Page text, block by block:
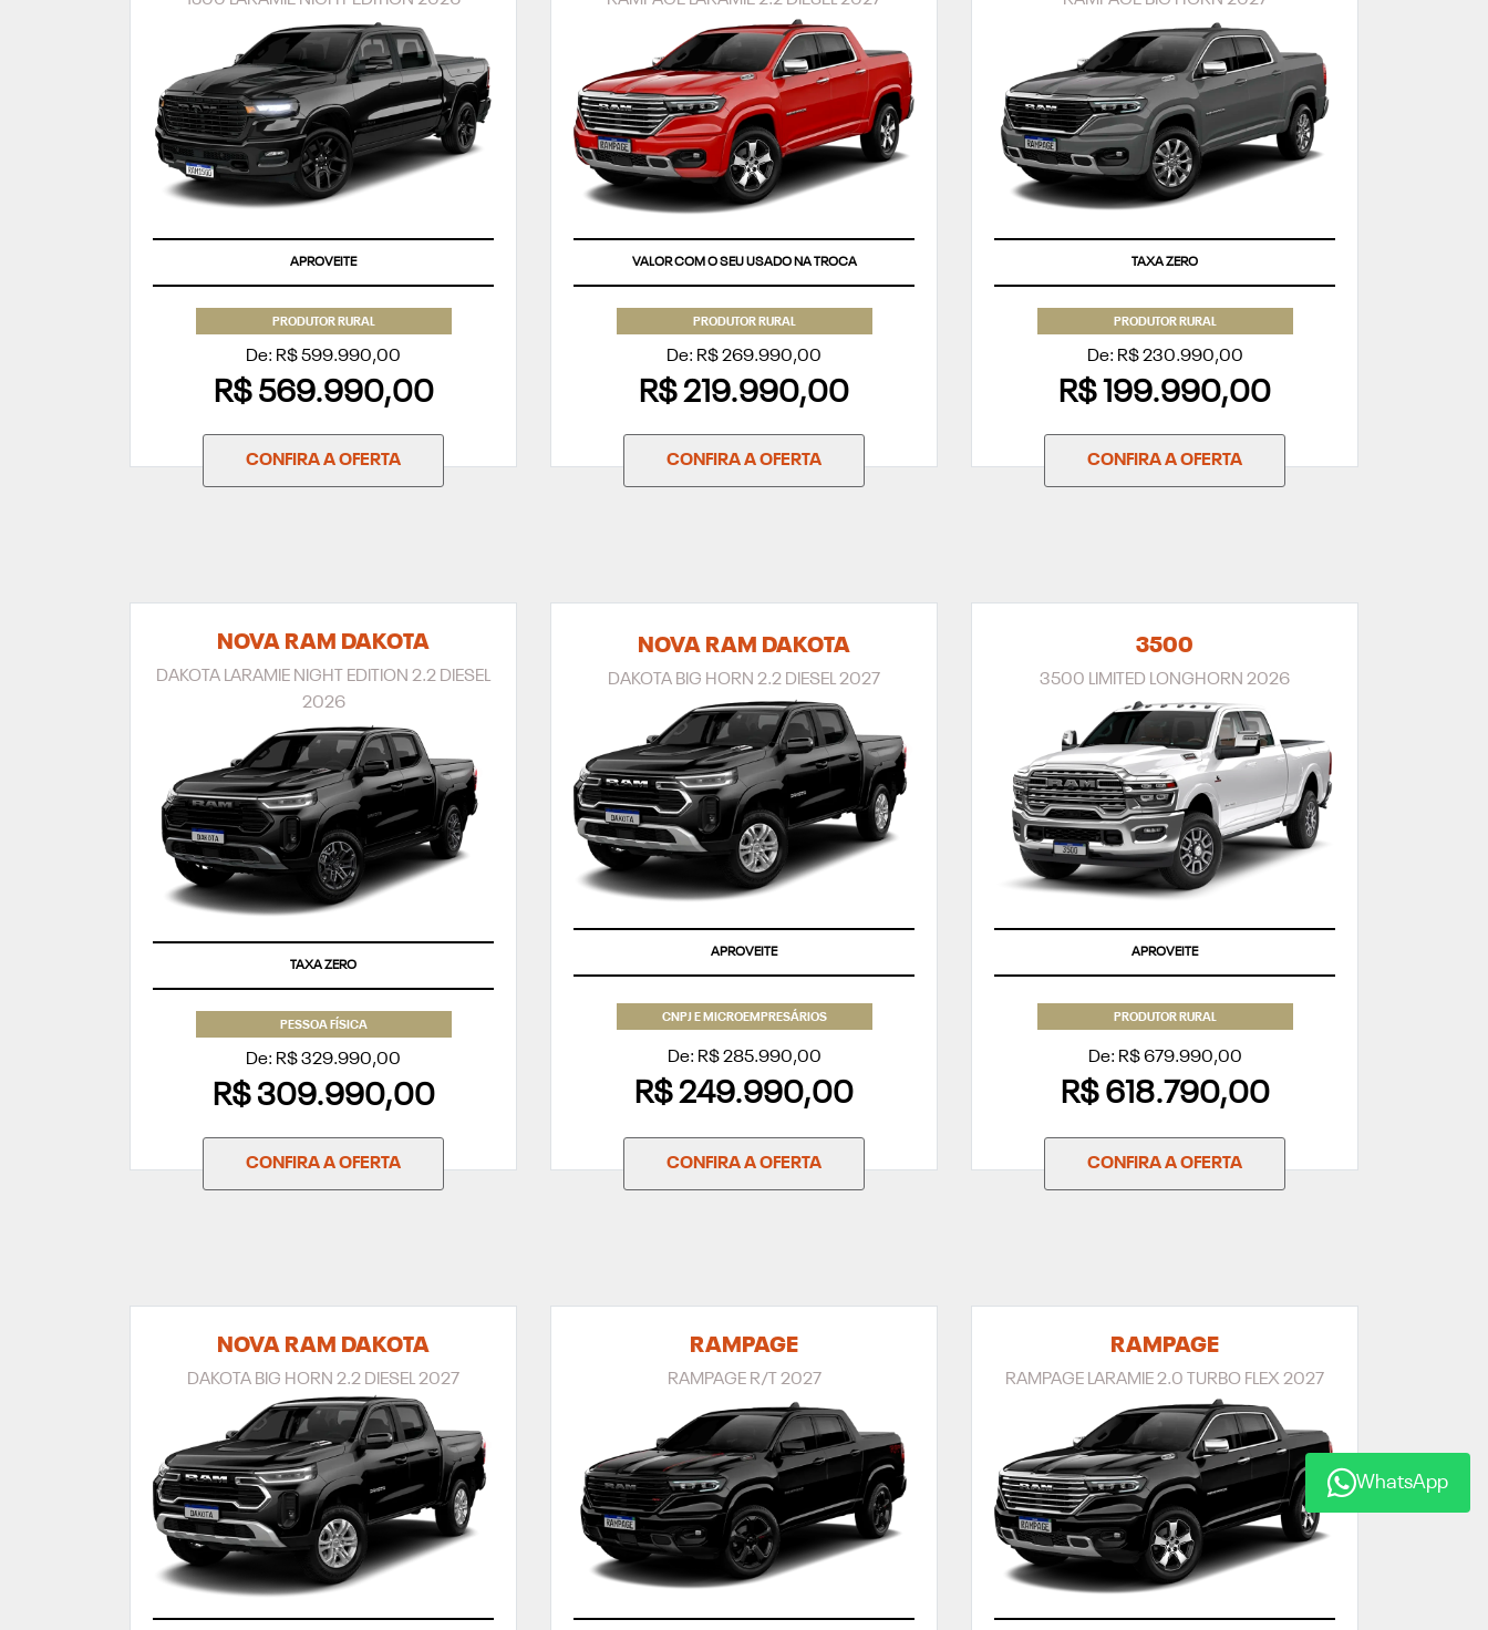
APROVEITE
PRODUTOR RURAL
De: R$ 599.990,00
R$ 569.990,00
CONFIRA A OFERTA
VALOR COM O SEU USADO NA TROCA
PRODUTOR RURAL
De: R$ 269.990,00
R$ 219.990,00
CONFIRA A OFERTA
TAXA ZERO
PRODUTOR RURAL
De: R$ 230.990,00
R$ 199.990,00
CONFIRA A OFERTA
NOVA RAM DAKOTA
DAKOTA LARAMIE NIGHT EDITION 2.2 DIESEL
2026
TAXA ZERO
PESSOA FÍSICA
De: R$ 329.990,00
R$ 309.990,00
CONFIRA A OFERTA
NOVA RAM DAKOTA
DAKOTA BIG HORN 2.2 DIESEL 2027
APROVEITE
CNPJ E MICROEMPRESÁRIOS
De: R$ 285.990,00
R$ 249.990,00
CONFIRA A OFERTA
3500
3500 LIMITED LONGHORN 2026
APROVEITE
PRODUTOR RURAL
De: R$ 679.990,00
R$ 618.790,00
CONFIRA A OFERTA
NOVA RAM DAKOTA
DAKOTA BIG HORN 2.2 DIESEL 2027
RAMPAGE
RAMPAGE R/T 2027
RAMPAGE
RAMPAGE LARAMIE 2.0 TURBO FLEX 2027
WhatsApp